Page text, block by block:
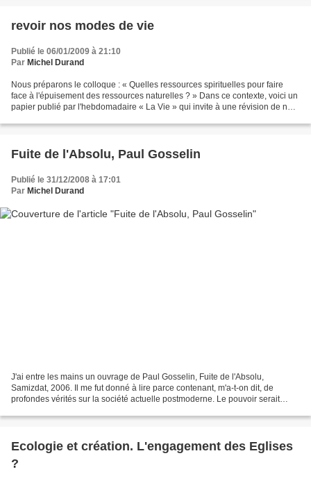
revoir nos modes de vie
Publié le 06/01/2009 à 21:10
Par Michel Durand
Nous préparons le colloque : « Quelles ressources spirituelles pour faire
face à l'épuisement des ressources naturelles ? » Dans ce contexte, voici un
papier publié par l'hebdomadaire « La Vie » qui invite à une révision de nos
Fuite de l'Absolu, Paul Gosselin
Publié le 31/12/2008 à 17:01
Par Michel Durand
J'ai entre les mains un ouvrage de Paul Gosselin, Fuite de l'Absolu,
Samizdat, 2006. Il me fut donné à lire parce contenant, m'a-t-on dit, de
profondes vérités sur la société actuelle postmoderne. Le pouvoir serait
Ecologie et création. L'engagement des Eglises
?